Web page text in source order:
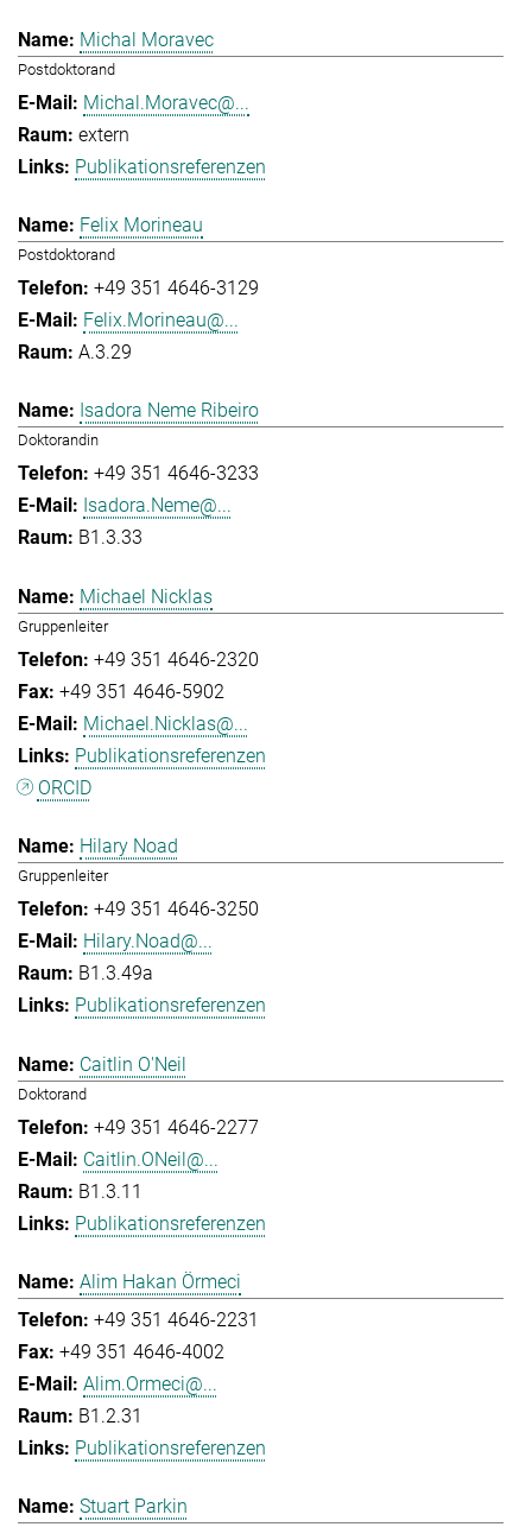
Michal Moravec
Postdoktorand
Michal.Moravec@...
extern
Publikationsreferenzen
Felix Morineau
Postdoktorand
+49 351 4646-3129
Felix.Morineau@...
A.3.29
Isadora Neme Ribeiro
Doktorandin
+49 351 4646-3233
Isadora.Neme@...
B1.3.33
Michael Nicklas
Gruppenleiter
+49 351 4646-2320
+49 351 4646-5902
Michael.Nicklas@...
Publikationsreferenzen
ORCID
Hilary Noad
Gruppenleiter
+49 351 4646-3250
Hilary.Noad@...
B1.3.49a
Publikationsreferenzen
Caitlin O'Neil
Doktorand
+49 351 4646-2277
Caitlin.ONeil@...
B1.3.11
Publikationsreferenzen
Alim Hakan Örmeci
+49 351 4646-2231
+49 351 4646-4002
Alim.Ormeci@...
B1.2.31
Publikationsreferenzen
Stuart Parkin